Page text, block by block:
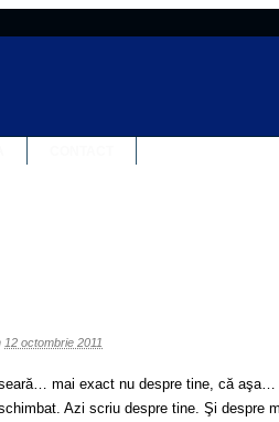
12 octombrie 2011
mai exact nu despre tine, că
Azi scriu despre tine. Şi despre